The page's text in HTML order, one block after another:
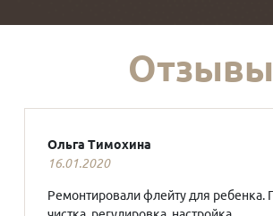
Отзывы
Ольга Тимохина
16.01.2020
Ремонтировали флейту для ребенка.